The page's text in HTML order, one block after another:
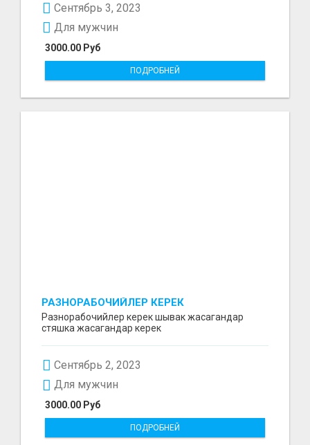
Сентябрь 3, 2023
3000.00 Руб
Для мужчин
ПОДРОБНЕЙ
РАЗНОРАБОЧИЙЛЕР КЕРЕК
Разнорабочийлер керек шывак жасагандар
стяшка жасагандар керек
Сентябрь 2, 2023
3000.00 Руб
Для мужчин
ПОДРОБНЕЙ